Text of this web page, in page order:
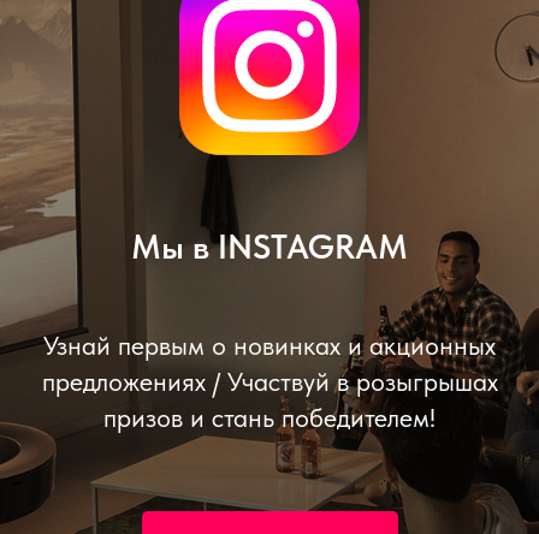
Мы в INSTAGRAM
Узнай первым о новинках и акционных
предложениях / Участвуй в розыгрышах
призов и стань победителем!